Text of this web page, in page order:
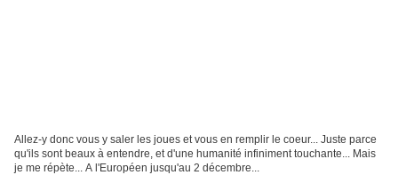
Allez-y donc vous y saler les joues et vous en remplir le coeur... Juste parce
qu'ils sont beaux à entendre, et d'une humanité infiniment touchante... Mais
je me répète... A l'Européen jusqu'au 2 décembre...